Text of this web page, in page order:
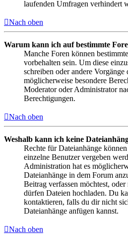
laufenden Umfragen verhindert
Nach oben
Warum kann ich auf bestimmte
Manche Foren können
vorbehalten sein. Um diese
schreiben oder andere
möglicherweise besondere
Moderator oder Administrator
Berechtigungen.
Nach oben
Weshalb kann ich keine
Rechte für Dateianhänge
einzelne Benutzer vergeben
Administration hat es
Dateianhänge in dem Forum
Beitrag verfassen möchtest,
dürfen Dateien hochladen. Du
kontaktieren, falls du dir nicht
Dateianhänge anfügen kannst.
Nach oben